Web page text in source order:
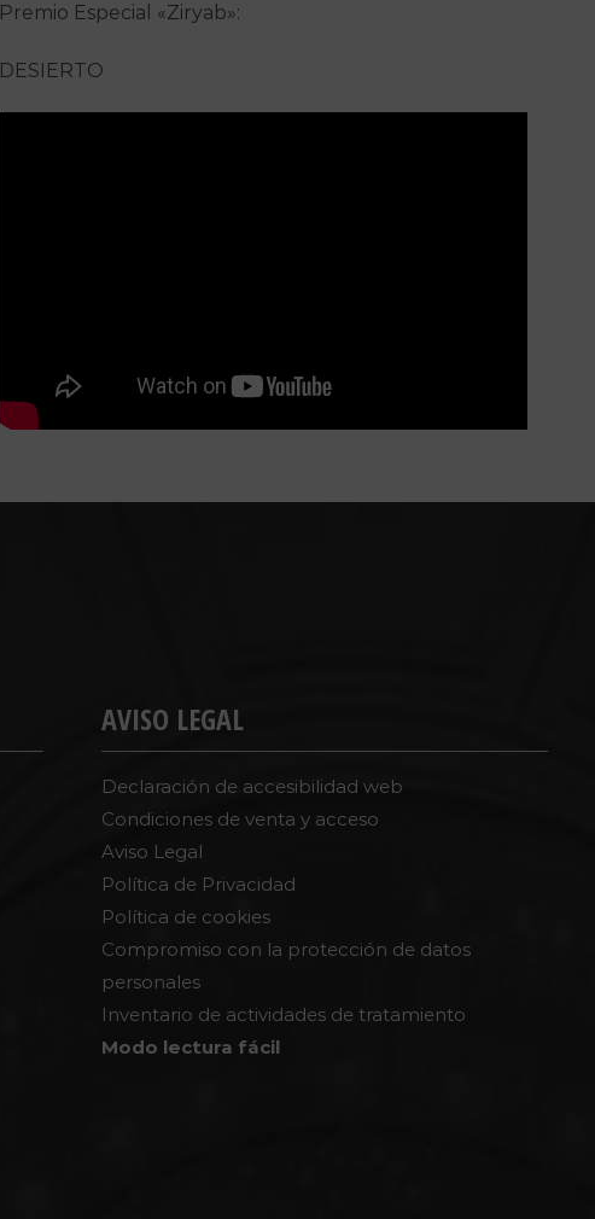
Premio Especial «Ziryab»:
DESIERTO
AVISO LEGAL
Declaración de accesibilidad web
Condiciones de venta y acceso
Aviso Legal
Política de Privacidad
Política de cookies
Compromiso con la protección de datos
personales
Inventario de actividades de tratamiento
Modo lectura fácil